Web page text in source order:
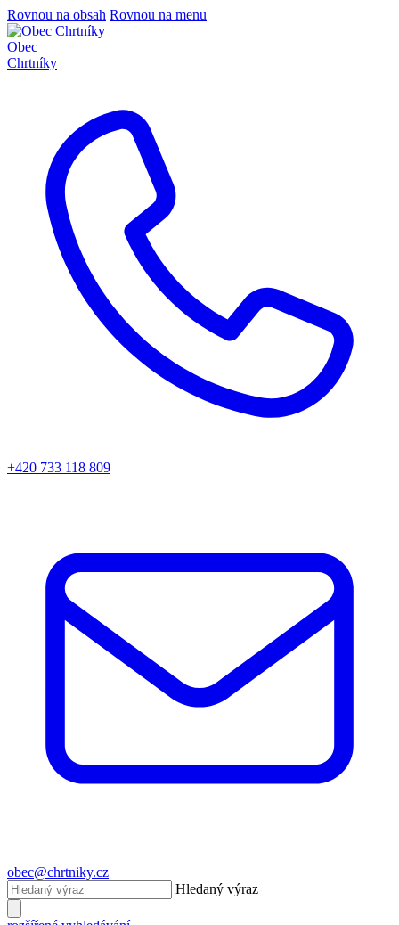
Rovnou na obsah Rovnou na menu
Obec
Chrtníky
+420 733 118 809
obec@chrtniky.cz
Hledaný výraz